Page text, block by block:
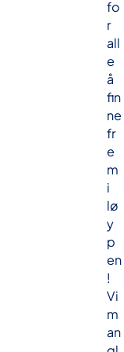
fo
r
all
e
å
fin
ne
fr
e
m
i
lø
y
p
en
!
Vi
m
an